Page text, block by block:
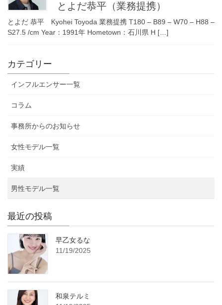
とよだ恭平（業務提携）
とよだ 恭平 Kyohei Toyoda 業務提携 T180 – B89 – W70 – H88 –
S27.5 /cm Year：1991年 Hometown：石川県 H […]
カテゴリー
インフルエンサー一覧
コラム
事務所からのお知らせ
女性モデル一覧
実績
男性モデル一覧
最近の投稿
早乙女るな
11/19/2025
和泉テルミ